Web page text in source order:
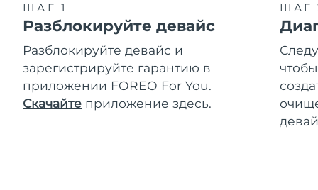
ШАГ 1
Разблокируйте девайс
Разблокируйте девайс и
зарегистрируйте гарантию в
приложении FOREO For You.
Скачайте приложение здесь.
ШАГ